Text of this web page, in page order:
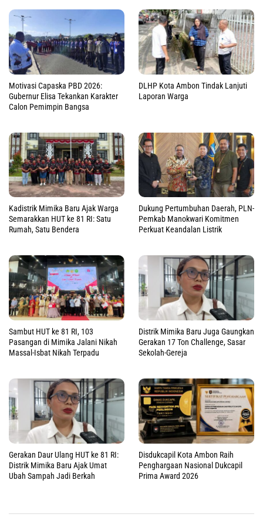
Motivasi Capaska PBD 2026:
Gubernur Elisa Tekankan Karakter
Calon Pemimpin Bangsa
DLHP Kota Ambon Tindak Lanjuti
Laporan Warga
Kadistrik Mimika Baru Ajak Warga
Semarakkan HUT ke 81 RI: Satu
Rumah, Satu Bendera
Dukung Pertumbuhan Daerah, PLN-
Pemkab Manokwari Komitmen
Perkuat Keandalan Listrik
Sambut HUT ke 81 RI, 103
Pasangan di Mimika Jalani Nikah
Massal-Isbat Nikah Terpadu
Distrik Mimika Baru Juga Gaungkan
Gerakan 17 Ton Challenge, Sasar
Sekolah-Gereja
Gerakan Daur Ulang HUT ke 81 RI:
Distrik Mimika Baru Ajak Umat
Ubah Sampah Jadi Berkah
Disdukcapil Kota Ambon Raih
Penghargaan Nasional Dukcapil
Prima Award 2026